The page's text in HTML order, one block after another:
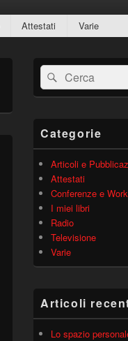
Attestati Varie
Area
widget
barra
laterale
Cerca:Cerca
Categorie
Articoli e
Attestati
Conferenze e
I miei libri
Radio
Televisione
Varie
Articoli
Lo spazio